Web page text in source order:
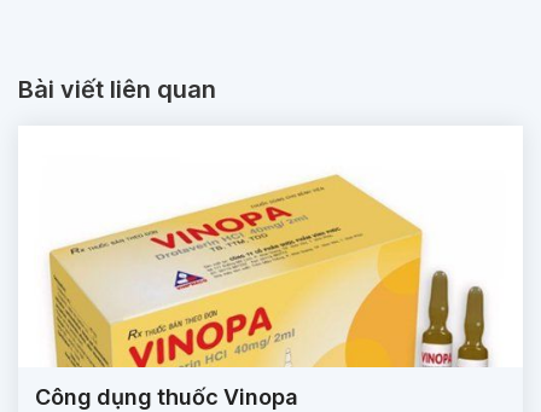
Bài viết liên quan
Công dụng thuốc Vinopa